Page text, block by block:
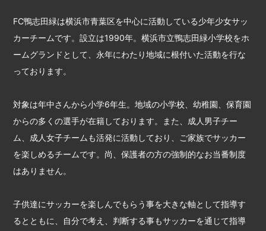
FC鴨志田緑は横浜市青葉区を中心に活動している少年少女サッ
カーチームです。設立は1990年。横浜市立鴨志田緑小学校をホ
ームグランドとして、永年にわたり地域に根付いた活動を行な
っております。
対象は年中さんから小学6年生。地域の小学校、幼稚園、保育園
からの多くの選手が在籍しております。また、成人男子チー
ム、成人女子チームも活発に活動しており、ご家族でサッカー
を楽しめるチームです。尚、保護者の方の強制的なお当番制度
はありません。
子供達にサッカーを楽しんでもらう事を大きな軸として指導す
るとともに、自分で考え、判断する事もサッカーを通じて指導